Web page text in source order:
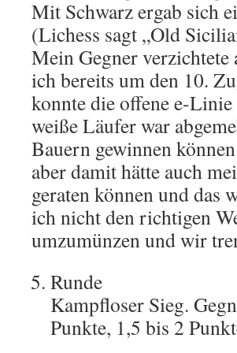
Mit Schwarz ergab sich
(Lichess sagt „Old
Mein Gegner verzichtete
ich bereits um den 10.
konnte die offene e-
weiße Läufer war
Bauern gewinnen
aber damit hätte auch
geraten können und das
ich nicht den richtigen
umzumünzen und wir
Runde
Kampfloser Sieg.
Punkte, 1,5 bis 2